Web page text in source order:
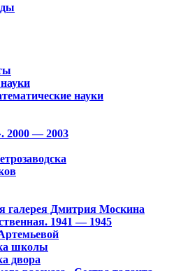
науки
2000 — 2003
галерея Дмитрия Москина
1941 — 1945
школы
двора